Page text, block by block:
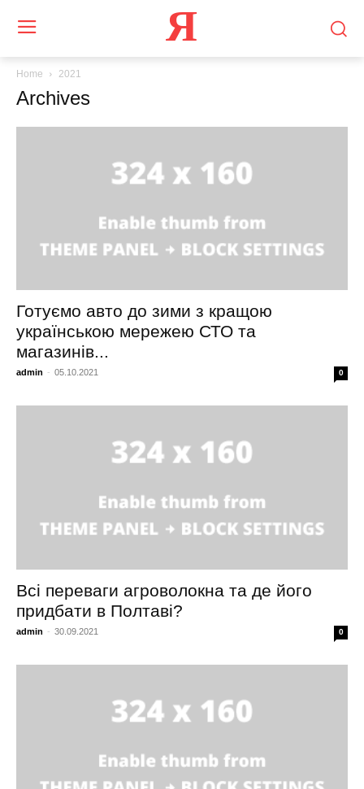
Я
Home 2021
Archives
Готуємо авто до зими з кращою
українською мережею СТО та
магазинів...
admin - 05.10.2021 0
Всі переваги агроволокна та де його
придбати в Полтаві?
admin - 30.09.2021 0